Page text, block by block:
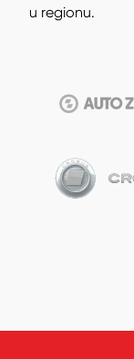
u regionu.